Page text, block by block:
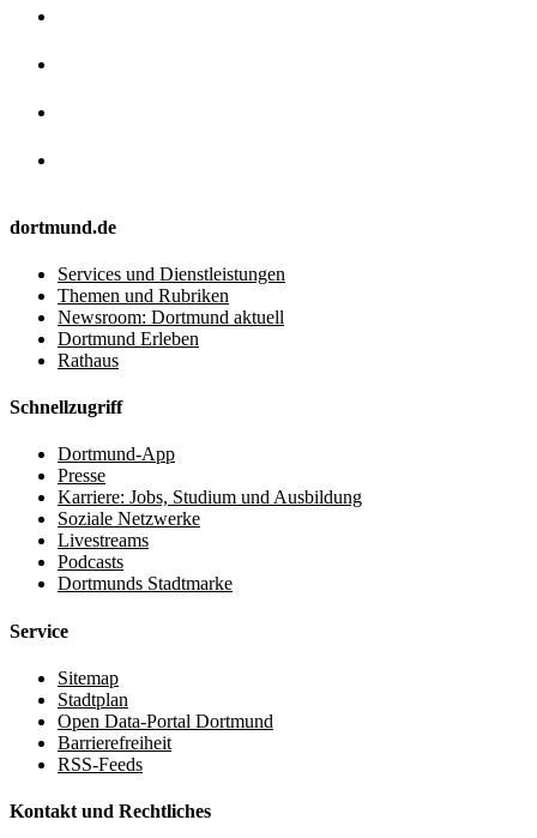
dortmund.de
Services und Dienstleistungen
Themen und Rubriken
Newsroom: Dortmund aktuell
Dortmund Erleben
Rathaus
Schnellzugriff
Dortmund-App
Presse
Karriere: Jobs, Studium und Ausbildung
Soziale Netzwerke
Livestreams
Podcasts
Dortmunds Stadtmarke
Service
Sitemap
Stadtplan
Open Data-Portal Dortmund
Barrierefreiheit
RSS-Feeds
Kontakt und Rechtliches